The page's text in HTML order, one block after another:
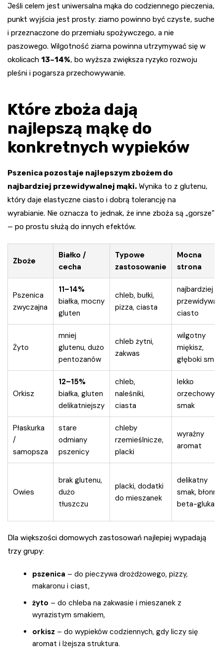
Jeśli celem jest uniwersalna mąka do codziennego pieczenia,
punkt wyjścia jest prosty: ziarno powinno być czyste, suche
i przeznaczone do przemiału spożywczego, a nie
paszowego. Wilgotność ziarna powinna utrzymywać się w
okolicach 13–14%, bo wyższa zwiększa ryzyko rozwoju
pleśni i pogarsza przechowywanie.
Które zboża dają
najlepszą mąkę do
konkretnych wypieków
Pszenica pozostaje najlepszym zbożem do
najbardziej przewidywalnej mąki. Wynika to z glutenu,
który daje elastyczne ciasto i dobrą tolerancję na
wyrabianie. Nie oznacza to jednak, że inne zboża są „gorsze”
— po prostu służą do innych efektów.
Zboże
Białko /
cecha
Typowe
zastosowanie
Mocna
strona
Pszenica
zwyczajna
11–14%
białka, mocny
gluten
chleb, bułki,
pizza, ciasta
najbardziej
ciasto
Żyto
mniej
glutenu, dużo
pentozanów
chleb żytni,
zakwas
wilgotny
miękisz,
głęboki smak
Orkisz
12–15%
białka, gluten
delikatniejszy
chleb,
naleśniki,
ciasta
lekko
orzechowy
smak
Płaskurka
/
samopsza
stare
odmiany
pszenicy
chleby
rzemieślnicze,
placki
wyraźny
aromat
Owies
brak glutenu,
dużo
tłuszczu
placki, dodatki
do mieszanek
delikatny
smak, błonnik
beta-glukan
Dla większości domowych zastosowań najlepiej wypadają
trzy grupy:
pszenica – do pieczywa drożdżowego, pizzy,
makaronu i ciast,
żyto – do chleba na zakwasie i mieszanek z
wyrazistym smakiem,
orkisz – do wypieków codziennych, gdy liczy się
aromat i lżejsza struktura.